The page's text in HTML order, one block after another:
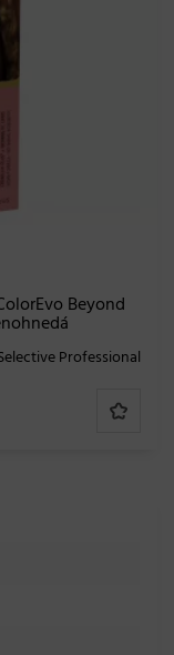
Beyond
Professional